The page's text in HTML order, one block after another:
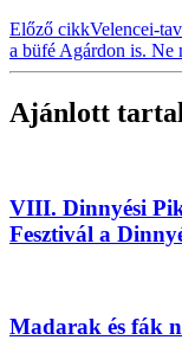
Előző cikkVelencei-
a büfé Agárdon is. Ne
Ajánlott
VIII. Dinnyési
Fesztivál a
Madarak és fák